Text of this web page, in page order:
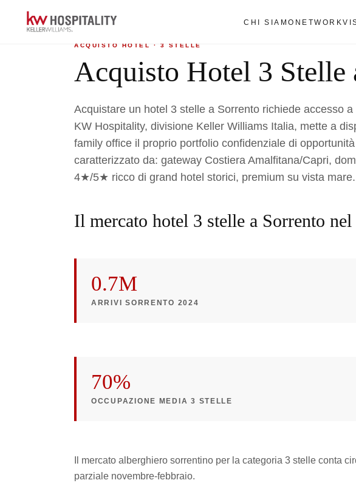
CHI SIAMO NETWORK
Home › Acquisto hotel
ACQUISTO HOTEL · 3 STELLE
Acquisto Hotel 3 Stelle
Acquistare un hotel 3 stelle a Sorrento richiede accesso
KW Hospitality, divisione Keller Williams Italia, mette a
family office il proprio portfolio confidenziale di
caratterizzato da: gateway Costiera Amalfitana/Capri,
4★/5★ ricco di grand hotel storici, premium su vista mare.
Il mercato hotel 3 stelle a Sorrento nel
0.7M
ARRIVI SORRENTO 2024
70%
OCCUPAZIONE MEDIA 3 STELLE
Il mercato alberghiero sorrentino per la categoria 3 stelle conta
parziale novembre-febbraio.